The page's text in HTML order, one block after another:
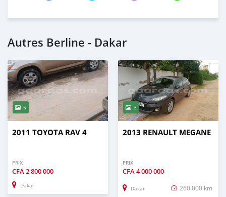
Autres Berline - Dakar
5
2011 TOYOTA RAV 4
PRIX
CFA2 800 000
Dakar
3
2013 RENAULT MEGANE
PRIX
CFA4 000 000
Dakar 260 000 km